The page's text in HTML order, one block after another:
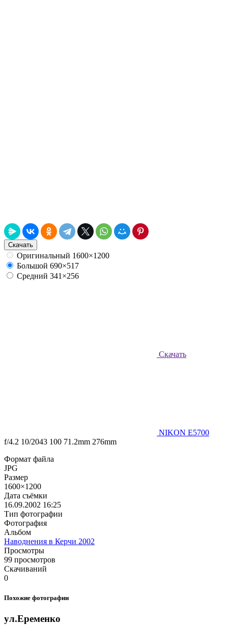
Скачать
Оригинальный 1600×1200
Большой 690×517
Средний 341×256
Скачать
NIKON E5700
f/4.2 10/2043 100 71.2mm 276mm
Формат файла
JPG
Размер
1600×1200
Дата съёмки
16.09.2002 16:25
Тип фотографии
Фотография
Альбом
Наводнения в Керчи 2002
Просмотры
99 просмотров
Скачиваний
0
Похожие фотографии
ул.Еременко